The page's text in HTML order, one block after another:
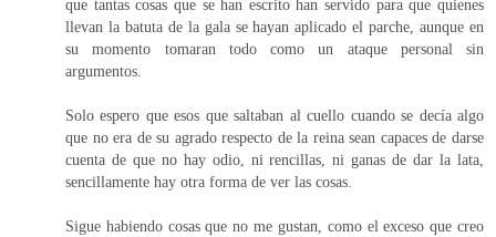
que tantas cosas que se han escrito han servido para que quienes
llevan la batuta de la gala se hayan aplicado el parche, aunque en
su momento tomaran todo como un ataque personal sin
argumentos.
Solo espero que esos que saltaban al cuello cuando se decía algo
que no era de su agrado respecto de la reina sean capaces de darse
cuenta de que no hay odio, ni rencillas, ni ganas de dar la lata,
sencillamente hay otra forma de ver las cosas.
Sigue habiendo cosas que no me gustan, como el exceso que creo